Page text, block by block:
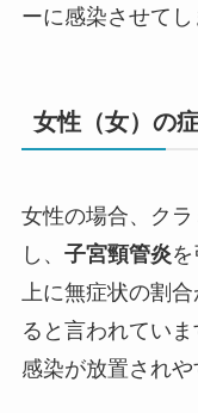
ーに感染させてし
女性（女）の
女性の場合、ク
し、 子宮頸管炎
上に無症状の割合
ると言われてい
感染が放置されや